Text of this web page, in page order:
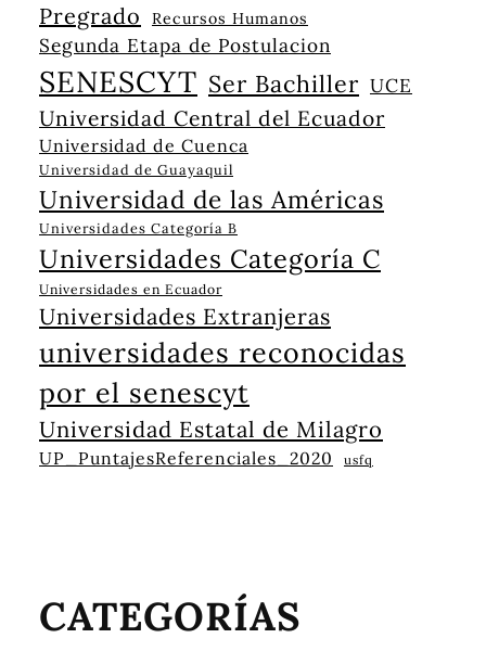
Pregrado Recursos Humanos
Segunda Etapa de Postulacion
SENESCYT Ser Bachiller UCE
Universidad Central del Ecuador
Universidad de Cuenca
Universidad de Guayaquil
Universidad de las Américas
Universidades Categoría B
Universidades Categoría C
Universidades en Ecuador
Universidades Extranjeras
universidades reconocidas
por el senescyt
Universidad Estatal de Milagro
UP_PuntajesReferenciales_2020 usfq
CATEGORÍAS